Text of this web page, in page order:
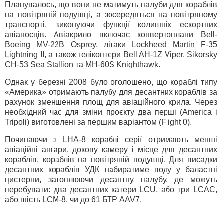
Планувалось, що вони не матимуть палуби для кораблів
на повітряній подушці, а зосередяться на повітряному
транспорті, виконуючи функції колишніх ескортних
авіаносців. Авіакрило включає конвертоплани Bell-
Boeing MV-22B Osprey, літаки Lockheed Martin F-35
Lightning II, а також гелікоптери Bell AH-1Z Viper, Sikorsky
CH-53 Sea Stallion та MH-60S Knighthawk.
Однак у березні 2008 було оголошено, що кораблі типу
«Америка» отримають палубу для десантних кораблів за
рахунок зменшення площ для авіаційного крила. Через
необхідний час для зміни проєкту два перші (America і
Tripoli) виготовлені за першим варіантом (Flight 0).
Починаючи з LHA-8 кораблі серії отримають менші
авіаційні ангари, докову камеру і місце для десантних
кораблів, кораблів на повітряній подушці. Для висадки
десантних кораблів УДК набиратиме воду у баластні
цистерни, затоплюючи десантну палубу, де можуть
перебувати: два десантних катери LCU, або три LCAC,
або шість LCM-8, чи до 61 БТР AAV7.